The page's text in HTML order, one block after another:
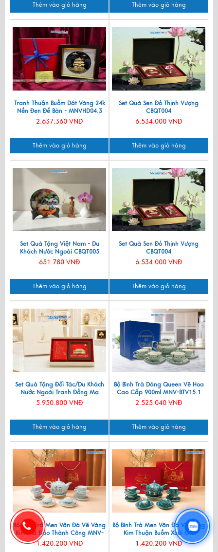
Thêm vào giỏ hàng Thêm vào giỏ hàng
Tranh Thuận Buồm Dát Vàng 24k
Nền Đen Để Bàn - MNVHD04.3
2.637.360 VNĐ
Thêm vào giỏ hàng
Set Quà Sen Đỏ Thịnh Vượng
CBQT004
6.534.000 VNĐ
Thêm vào giỏ hàng
Set Quà Tặng Việt Nam - Du
Khách Nước Ngoài CBQT005
651.780 VNĐ
Thêm vào giỏ hàng
Set Quà Sen Đỏ Thịnh Vượng
CBQT004
6.534.000 VNĐ
Thêm vào giỏ hàng
Set Quà Tặng Đối Tác/Du Khách
Nước Ngoài Tranh Đồng Mạ
Vàng 24k & Hộp Trang Sức Sơn
Mài CBQT006/2
5.950.800 VNĐ
Thêm vào giỏ hàng
Bộ Bình Trà Dáng Queen Vẽ Hoa
Cao Cấp 900ml MNV-BTV15.1
2.525.040 VNĐ
Thêm vào giỏ hàng
Bộ Bình Trà Men Vân Đá Vẽ Vàng
Kim Mã Đáo Thành Công MNV-
BTV11
1.420.200 VNĐ
Bộ Bình Trà Men Vân Đá Vẽ Vàng
Kim Thuận Buồm Xuôi Gió
VBT12/14
1.420.200 VNĐ